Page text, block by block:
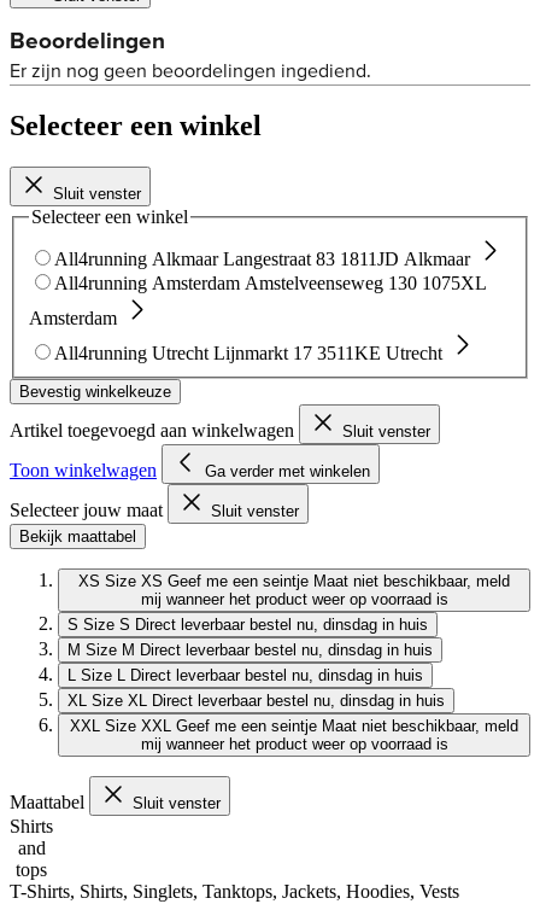
Selecteer een winkel
Sluit venster
Selecteer een winkel
All4running Alkmaar Langestraat 83 1811JD Alkmaar
All4running Amsterdam Amstelveenseweg 130 1075XL
Amsterdam
All4running Utrecht Lijnmarkt 17 3511KE Utrecht
Bevestig winkelkeuze
Artikel toegevoegd aan winkelwagen Sluit venster
Toon winkelwagen Ga verder met winkelen
Selecteer jouw maat
Sluit venster
Bekijk maattabel
XS Size XS Geef me een seintje Maat niet beschikbaar, meld
mij wanneer het product weer op voorraad is
S Size S Direct leverbaar bestel nu, dinsdag in huis
M Size M Direct leverbaar bestel nu, dinsdag in huis
L Size L Direct leverbaar bestel nu, dinsdag in huis
XL Size XL Direct leverbaar bestel nu, dinsdag in huis
XXL Size XXL Geef me een seintje Maat niet beschikbaar, meld
mij wanneer het product weer op voorraad is
Maattabel Sluit venster
Shirts
and
tops
T-Shirts, Shirts, Singlets, Tanktops, Jackets, Hoodies, Vests